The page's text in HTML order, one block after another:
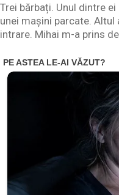
Trei bărbați. Unul dintre
unei mașini parcate. Altul
intrare. Mihai m-a prins de